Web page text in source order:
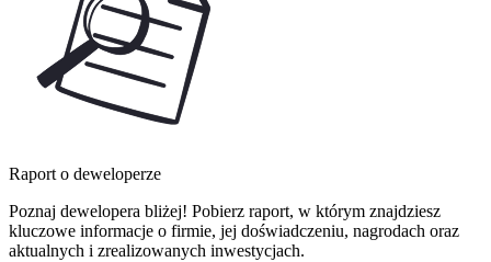
Raport o deweloperze
Poznaj dewelopera bliżej! Pobierz raport, w którym znajdziesz
kluczowe informacje o firmie, jej doświadczeniu, nagrodach oraz
aktualnych i zrealizowanych inwestycjach.